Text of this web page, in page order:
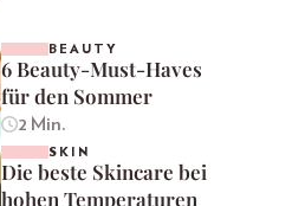
BEAUTY
6 Beauty-Must-Haves
für den Sommer
2 Min.
SKIN
Die beste Skincare bei
hohen Temperaturen